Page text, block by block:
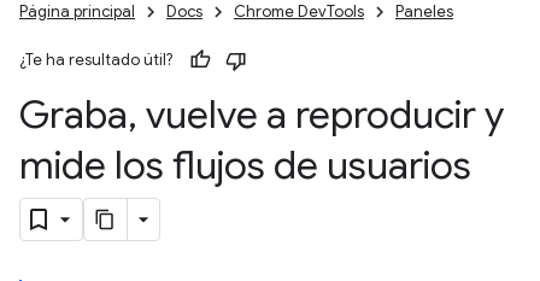
Página principal Docs Chrome DevTools Paneles
¿Te ha resultado útil?
Graba, vuelve a reproducir y
mide los flujos de usuarios